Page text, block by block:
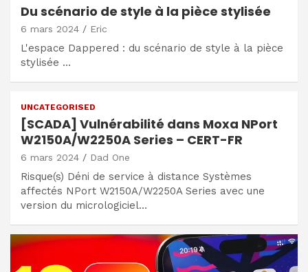
Du scénario de style à la pièce stylisée
6 mars 2024 Eric
L'espace Dappered : du scénario de style à la pièce
stylisée …
UNCATEGORISED
[SCADA] Vulnérabilité dans Moxa NPort
W2150A/W2250A Series – CERT-FR
6 mars 2024 Dad One
Risque(s) Déni de service à distance Systèmes
affectés NPort W2150A/W2250A Series avec une
version du micrologiciel…